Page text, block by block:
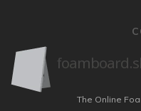
The Online